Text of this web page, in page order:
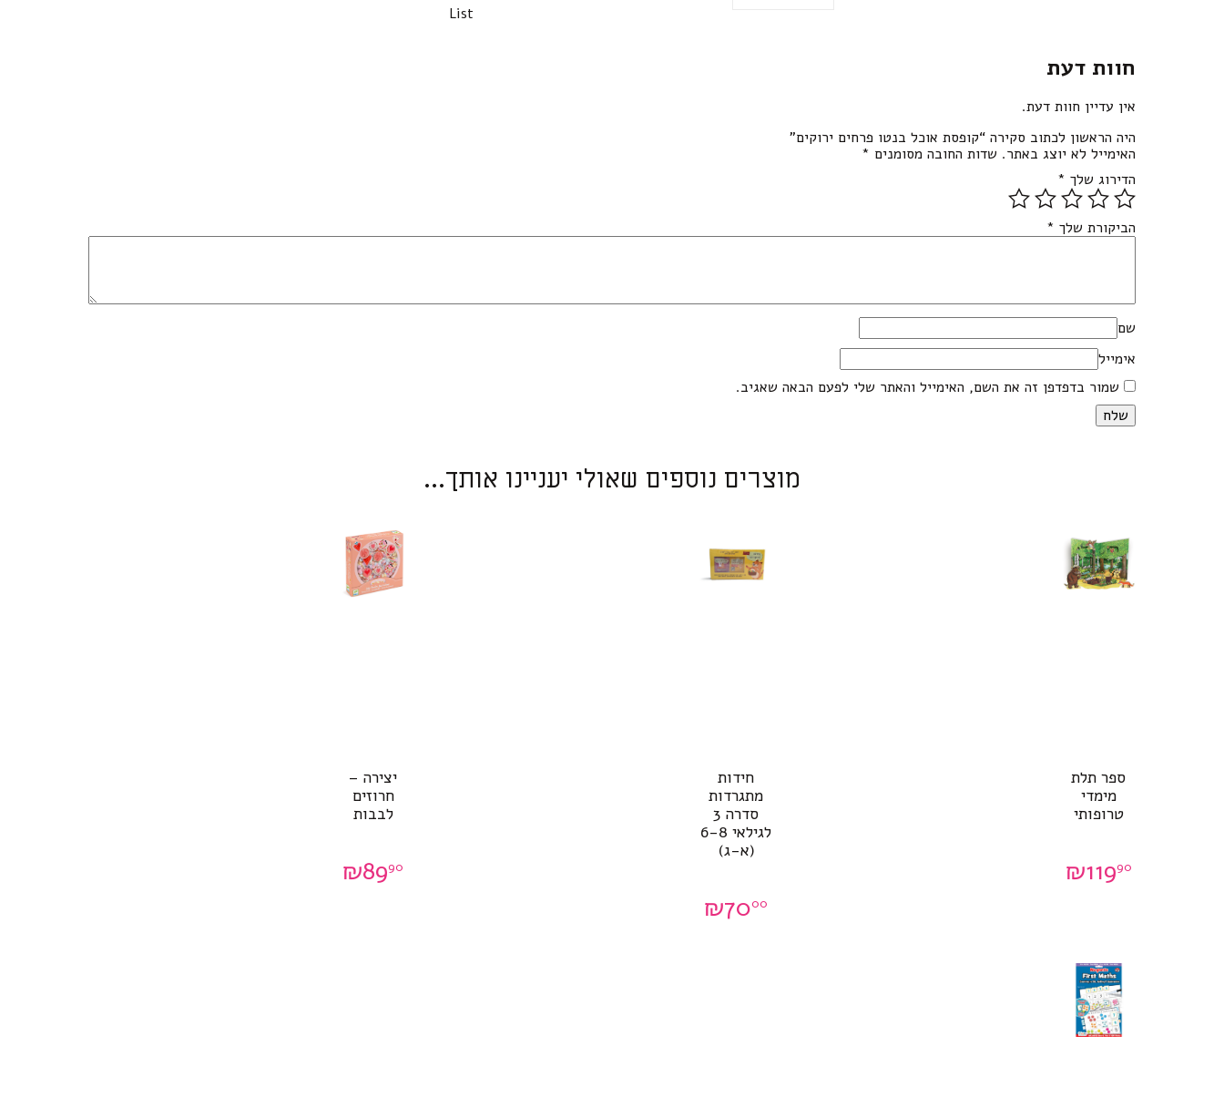
List
חוות דעת
אין עדיין חוות דעת.
היה הראשון לכתוב סקירה “קופסת אוכל בנטו פרחים ירוקים”
האימייל לא יוצג באתר. שדות החובה מסומנים *
הדירוג שלך *
הביקורת שלך *
שם
אימייל
שמור בדפדפן זה את השם, האימייל והאתר שלי לפעם הבאה שאגיב.
מוצרים נוספים שאולי יעניינו אותך...
ספר תלת
מימדי
טרופותי
₪11990
חידות
מתגרדות
סדרה 3
לגילאי 6-8
(א-ג)
₪7000
יצירה –
חרוזים
לבבות
₪8990